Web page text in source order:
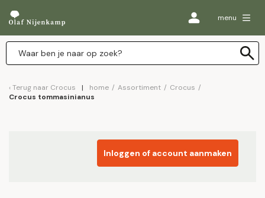
menu
Terug naar Crocus home / Assortiment / Crocus /
Crocus tommasinianus
Inloggen of account aanmaken